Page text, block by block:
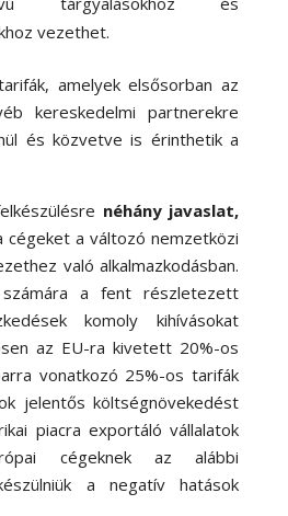
vezethet.
amelyek elsősorban az
kereskedelmi partnerekre
és közvetve is érinthetik a
néhány javaslat,
cégeket a változó nemzetközi
való alkalmazkodásban.
a fent részletezett
komoly kihívásokat
az EU-ra kivetett 20%-os
vonatkozó 25%-os tarifák
jelentős költségnövekedést
piacra exportáló vállalatok
cégeknek az alábbi
a negatív hatások